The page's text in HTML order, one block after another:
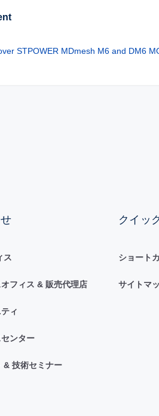
STPOWER MDmesh M6 and DM6
ス
フィス & 販売代理店
ィ
ンター
& 技術セミナー
クイッ
ショート
サイトマ